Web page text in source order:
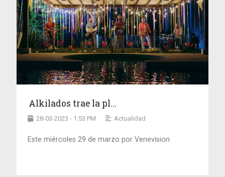
Alkilados trae la pl...
28-03-2023 - 1:53 PM Actualidad
Este miércoles 29 de marzo por Venevision